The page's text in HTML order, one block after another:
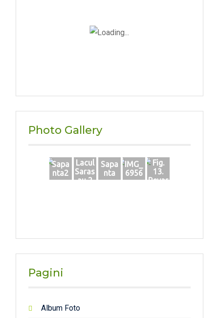
Photo Gallery
Sapa
nta2
Lacul
Saras
au 2
Sapa
nta
IMG_
6956
Fig.
13.
Revar
bazin
Pagini
Album Foto